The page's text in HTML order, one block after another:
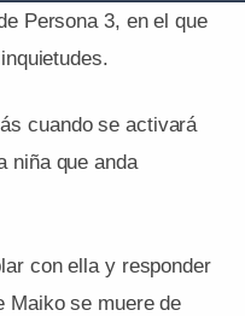
Persona 3, en el que
cuando se activará
niña que anda
con ella y responder
Maiko se muere de